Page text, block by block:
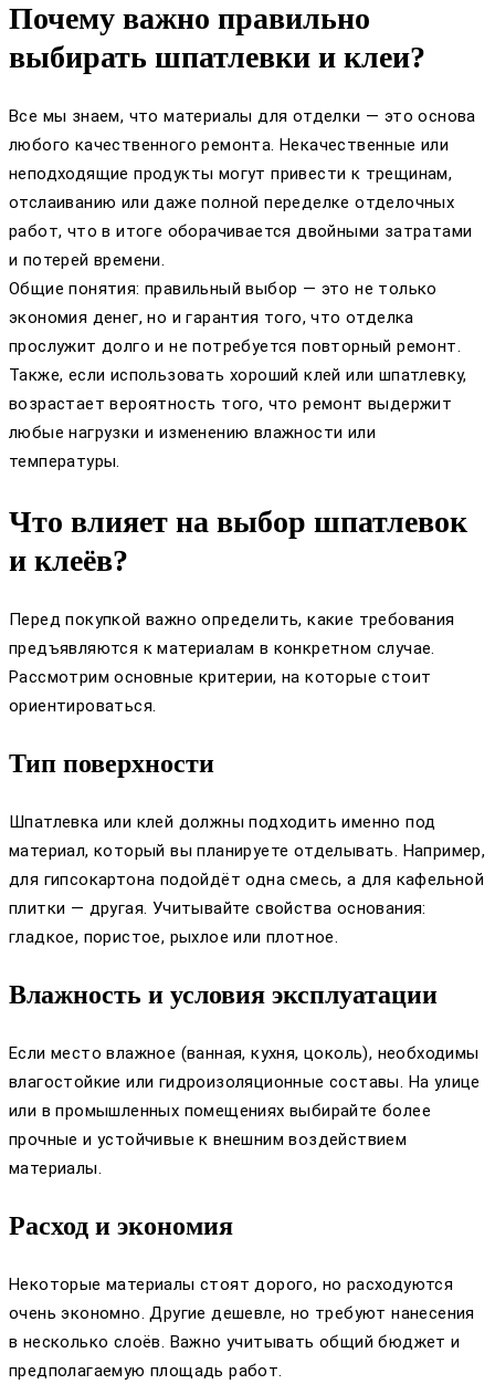
Почему важно правильно
выбирать шпатлевки и клеи?
Все мы знаем, что материалы для отделки — это основа
любого качественного ремонта. Некачественные или
неподходящие продукты могут привести к трещинам,
отслаиванию или даже полной переделке отделочных
работ, что в итоге оборачивается двойными затратами
и потерей времени.
Общие понятия: правильный выбор — это не только
экономия денег, но и гарантия того, что отделка
прослужит долго и не потребуется повторный ремонт.
Также, если использовать хороший клей или шпатлевку,
возрастает вероятность того, что ремонт выдержит
любые нагрузки и изменению влажности или
температуры.
Что влияет на выбор шпатлевок
и клеёв?
Перед покупкой важно определить, какие требования
предъявляются к материалам в конкретном случае.
Рассмотрим основные критерии, на которые стоит
ориентироваться.
Тип поверхности
Шпатлевка или клей должны подходить именно под
материал, который вы планируете отделывать. Например,
для гипсокартона подойдёт одна смесь, а для кафельной
плитки — другая. Учитывайте свойства основания:
гладкое, пористое, рыхлое или плотное.
Влажность и условия эксплуатации
Если место влажное (ванная, кухня, цоколь), необходимы
влагостойкие или гидроизоляционные составы. На улице
или в промышленных помещениях выбирайте более
прочные и устойчивые к внешним воздействием
материалы.
Расход и экономия
Некоторые материалы стоят дорого, но расходуются
очень экономно. Другие дешевле, но требуют нанесения
в несколько слоёв. Важно учитывать общий бюджет и
предполагаемую площадь работ.